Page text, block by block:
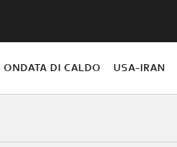
ONDATA DI CALDO USA-IRAN